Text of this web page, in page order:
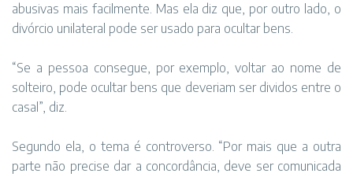
abusivas mais facilmente. Mas ela diz que, por outro lado, o
divórcio unilateral pode ser usado para ocultar bens.
“Se a pessoa consegue, por exemplo, voltar ao nome de
solteiro, pode ocultar bens que deveriam ser dividos entre o
casal”, diz.
Segundo ela, o tema é controverso. “Por mais que a outra
parte não precise dar a concordância, deve ser comunicada